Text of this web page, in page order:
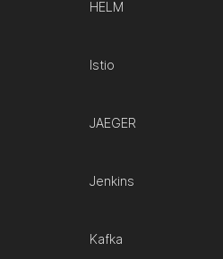
HELM
Istio
JAEGER
Jenkins
Kafka